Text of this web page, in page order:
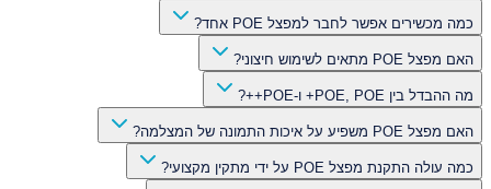
כמה מכשירים אפשר לחבר למפצל POE אחד?
האם מפצל POE מתאים לשימוש חיצוני?
מה ההבדל בין POE, POE+ ו-POE++?
האם מפצל POE משפיע על איכות התמונה של המצלמה?
כמה עולה התקנת מפצל POE על ידי מתקין מקצועי?